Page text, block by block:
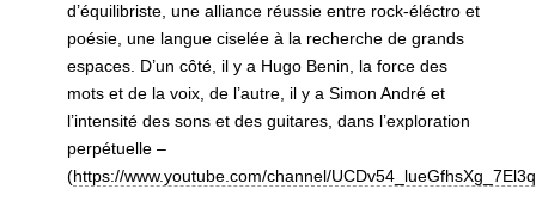
d’équilibriste, une alliance réussie entre rock-éléctro et
poésie, une langue ciselée à la recherche de grands
espaces. D’un côté, il y a Hugo Benin, la force des
mots et de la voix, de l’autre, il y a Simon André et
l’intensité des sons et des guitares, dans l’exploration
perpétuelle –
(https://www.youtube.com/channel/